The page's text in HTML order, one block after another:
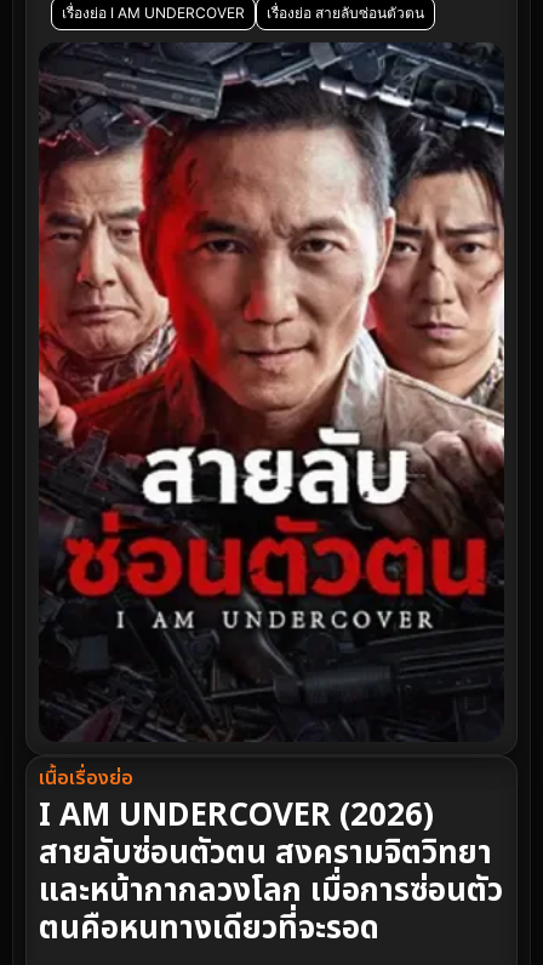
เรื่องย่อ I AM UNDERCOVER
เรื่องย่อ สายลับซ่อนตัวตน
เนื้อเรื่องย่อ
I AM UNDERCOVER (2026)
สายลับซ่อนตัวตน สงครามจิตวิทยา
และหน้ากากลวงโลก เมื่อการซ่อนตัว
ตนคือหนทางเดียวที่จะรอด